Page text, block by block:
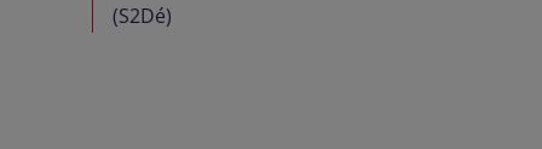
(S2Dé)